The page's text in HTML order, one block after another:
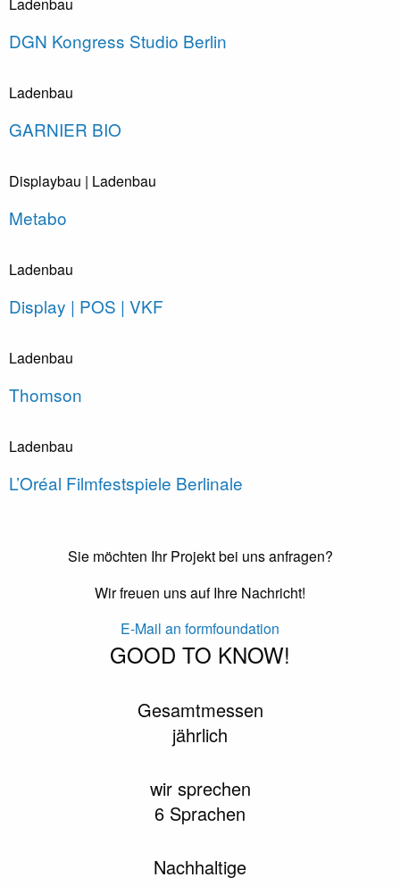
DGN Kongress Studio Berlin
Ladenbau
GARNIER BIO
Displaybau | Ladenbau
Metabo
Ladenbau
Display | POS | VKF
Ladenbau
Thomson
Ladenbau
L’Oréal Filmfestspiele Berlinale
Sie möchten Ihr Projekt bei uns anfragen?
Wir freuen uns auf Ihre Nachricht!
E-Mail an formfoundation
GOOD TO KNOW!
Gesamtmessen
jährlich
wir sprechen
6 Sprachen
Nachhaltige